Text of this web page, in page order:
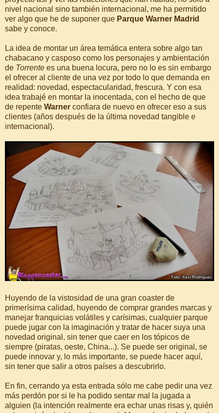
nivel nacional sino también internacional, me ha permitido
ver algo que he de suponer que Parque Warner Madrid
sabe y conoce.
La idea de montar un área temática entera sobre algo tan
chabacano y casposo como los personajes y ambientación
de Torrente es una buena locura, pero no lo es sin embargo
el ofrecer al cliente de una vez por todo lo que demanda en
realidad: novedad, espectacularidad, frescura. Y con esa
idea trabajé en montar la inocentada, con el hecho de que
de repente Warner confiara de nuevo en ofrecer eso a sus
clientes (años después de la última novedad tangible e
internacional).
Huyendo de la vistosidad de una gran coaster de
primerísima calidad, huyendo de comprar grandes marcas y
manejar franquicias volátiles y carísimas, cualquier parque
puede jugar con la imaginación y tratar de hacer suya una
novedad original, sin tener que caer en los tópicos de
siempre (piratas, oeste, China...). Se puede ser original, se
puede innovar y, lo más importante, se puede hacer aquí,
sin tener que salir a otros países a descubrirlo.
En fin, cerrando ya esta entrada sólo me cabe pedir una vez
más perdón por si le ha podido sentar mal la jugada a
alguien (la intención realmente era echar unas risas y, quién